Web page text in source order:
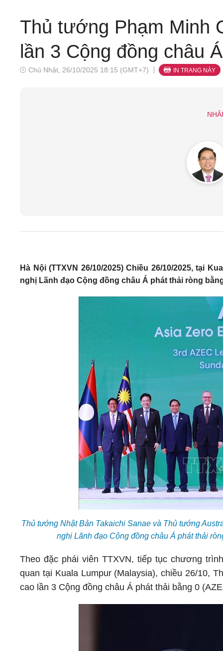
Thủ tướng Phạm Minh
lần 3 Cộng đồng châu
Chủ Nhật, 26/10/2025 18:15 (GMT+7) IN TRANG NÀY
Hà Nội (TTXVN 26/10/2025) Chiều 26/10/2025, tại
nghị Lãnh đạo Cộng đồng châu Á phát thải ròng
Thủ tướng Nhật Bản Takaichi Sanae và Thủ tướng
nghị Lãnh đạo Cộng đồng châu Á phát thải
Theo đặc phái viên TTXVN, tiếp tục chương
quan tại Kuala Lumpur (Malaysia), chiều 26/10,
cao lần 3 Cộng đồng châu Á phát thải bằng 0